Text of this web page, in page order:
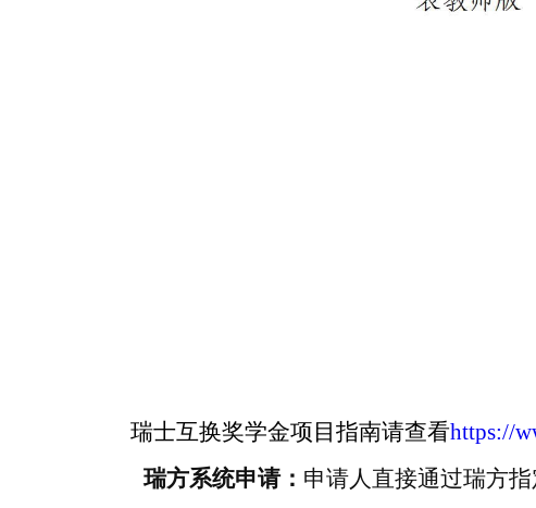
瑞士互换奖学金项目指南请查看https://
瑞方系统申请： 申请人直接通过瑞方